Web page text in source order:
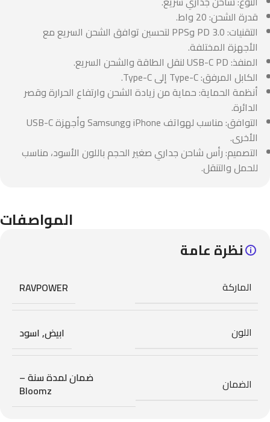
قدرة الشحن: 20 واط.
التقنيات: PD 3.0 وPPS لتحسين توافق الشحن السريع مع
الأجهزة المختلفة.
المنفذ: USB-C PD لنقل الطاقة والشحن السريع.
الكابل المرفق: Type-C إلى Type-C.
أنظمة الحماية: حماية من زيادة الشحن وارتفاع الحرارة وقصر
الدائرة.
التوافق: مناسب لهواتف iPhone وSamsung وأجهزة USB-C
الأخرى.
التصميم: رأس شاحن جداري صغير الحجم باللون الأسود، مناسب
للحمل والتنقل.
المواصفات
نظرة عامة
الماركة RAVPOWER
اللون ابيض,اسود
الضمان ضمان لمدة سنة –
Bloomz